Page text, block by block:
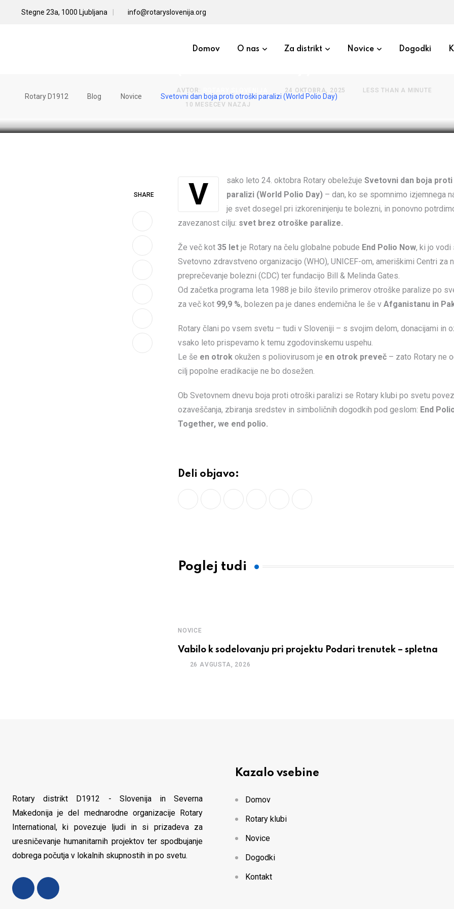
Stegne 23a, 1000 Ljubljana info@rotaryslovenija.org
Domov O nas Za distrikt Novice Dogodki
Rotary D1912 Blog Novice Svetovni dan boja proti otroški paralizi (World Polio Day)
Svetovni dan boja proti otroški
AVTOR: 24 OKTOBRA, 2025
LESS THAN A MINUTE
10 MESECEV NAZAJ
SHARE
LinkedIn
Whatsapp
Print
Share
Vsako leto 24. oktobra Rotary obeležuje Svetovni dan boja
paralizi (World Polio Day) – dan, ko se spomnimo izjemnega
je svet dosegel pri izkoreninjenju te bolezni, in ponovno
zavezanost cilju: svet brez otroške paralize.
Že več kot 35 let je Rotary na čelu globalne pobude End Polio Now, ki jo vodi
Svetovno zdravstveno organizacijo (WHO), UNICEF-om, ameriškimi Centri za
preprečevanje bolezni (CDC) ter fundacijo Bill & Melinda Gates.
Od začetka programa leta 1988 je bilo število primerov otroške paralize po
za več kot 99,9 %, bolezen pa je danes endemična le še v Afganistanu in
Rotary člani po vsem svetu – tudi v Sloveniji – s svojim delom, donacijami in
vsako leto prispevamo k temu zgodovinskemu uspehu.
Le še en otrok okužen s poliovirusom je en otrok preveč – zato Rotary ne
cilj popolne eradikacije ne bo dosežen.
Ob Svetovnem dnevu boja proti otroški paralizi se Rotary klubi po svetu
ozaveščanja, zbiranja sredstev in simboličnih dogodkih pod geslom: End
Together, we end polio.
Deli objavo:
LinkedInWhatsappPrint
Share
Poglej tudi
NOVICE
Vabilo k sodelovanju pri projektu Podari trenutek – spletna
26 AVGUSTA, 2026
Rotary distrikt D1912 - Slovenija in Severna
Makedonija je del mednarodne organizacije Rotary
International, ki povezuje ljudi in si prizadeva za
uresničevanje humanitarnih projektov ter spodbujanje
dobrega počutja v lokalnih skupnostih in po svetu.
Kazalo vsebine
Domov
Rotary klubi
Novice
Dogodki
Kontakt